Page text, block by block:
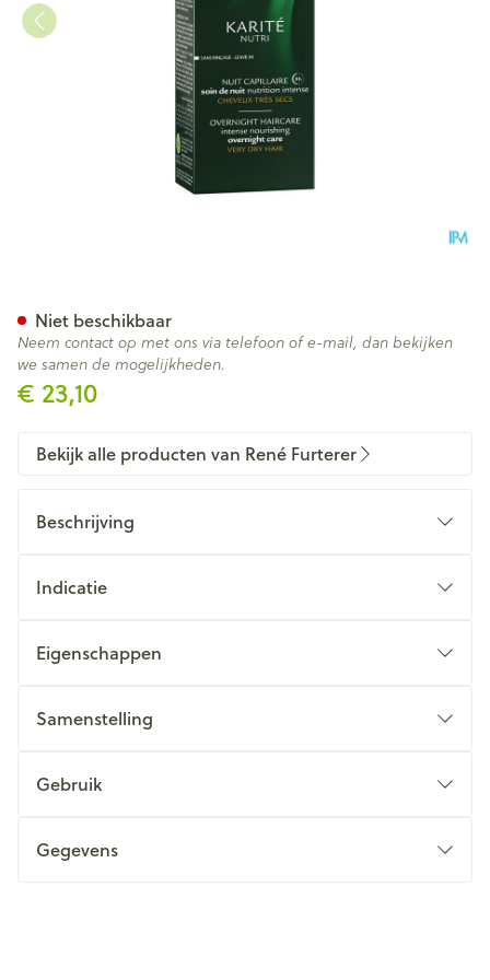
€ 23,10
Niet beschikbaar
Neem contact op met ons via telefoon of e-mail, dan bekijken
we samen de mogelijkheden.
Bekijk alle producten van René Furterer
Beschrijving
Indicatie
Eigenschappen
Samenstelling
Gebruik
Gegevens